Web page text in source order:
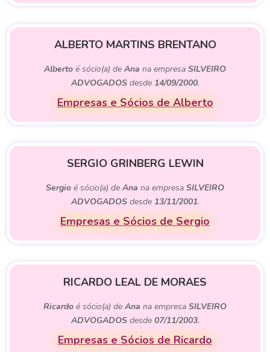
ALBERTO MARTINS BRENTANO
Alberto é sócio(a) de Ana na empresa SILVEIRO
ADVOGADOSdesde 14/09/2000.
Empresas e Sócios de Alberto
SERGIO GRINBERG LEWIN
Sergio é sócio(a) de Ana na empresa SILVEIRO
ADVOGADOSdesde 13/11/2001.
Empresas e Sócios de Sergio
RICARDO LEAL DE MORAES
Ricardo é sócio(a) de Ana na empresa SILVEIRO
ADVOGADOSdesde 07/11/2003.
Empresas e Sócios de Ricardo